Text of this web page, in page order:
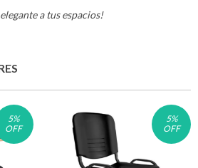
a tus espacios!
5%
OFF
5%
OFF